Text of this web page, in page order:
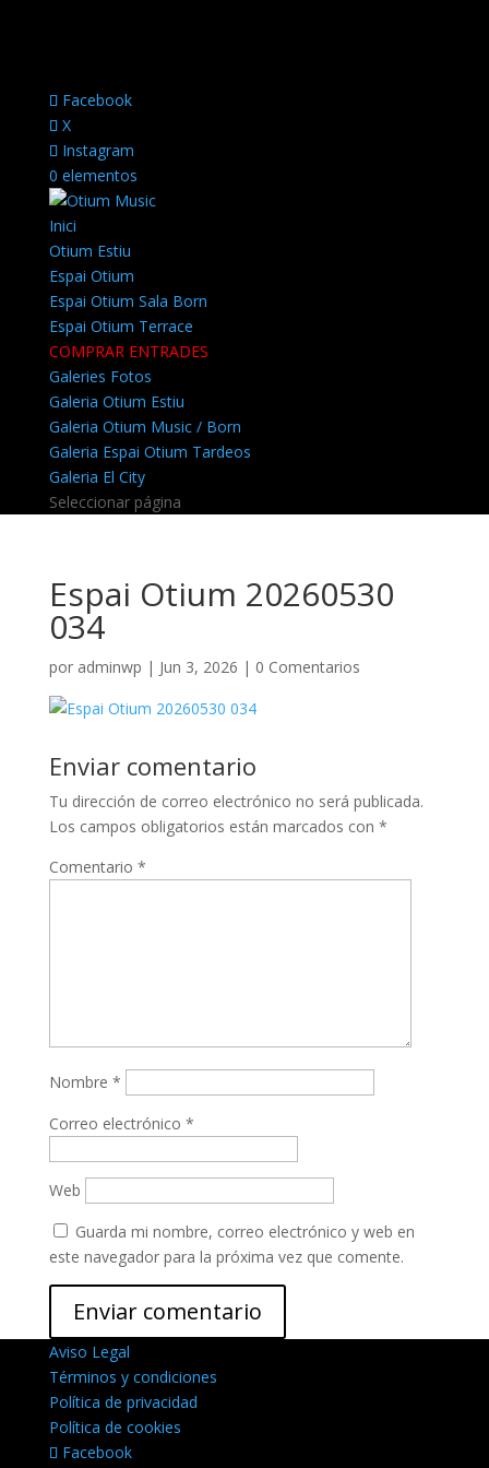
Facebook
X
Instagram
0 elementos
Inici
Otium Estiu
Espai Otium
Espai Otium Sala Born
Espai Otium Terrace
COMPRAR ENTRADES
Galeries Fotos
Galeria Otium Estiu
Galeria Otium Music / Born
Galeria Espai Otium Tardeos
Galeria El City
Seleccionar página
Espai Otium 20260530
034
por adminwp | Jun 3, 2026 | 0 Comentarios
Enviar comentario
Tu dirección de correo electrónico no será publicada.
Los campos obligatorios están marcados con *
Comentario *
Nombre *
Correo electrónico *
Web
Guarda mi nombre, correo electrónico y web en
este navegador para la próxima vez que comente.
Aviso Legal
Términos y condiciones
Política de privacidad
Política de cookies
Facebook